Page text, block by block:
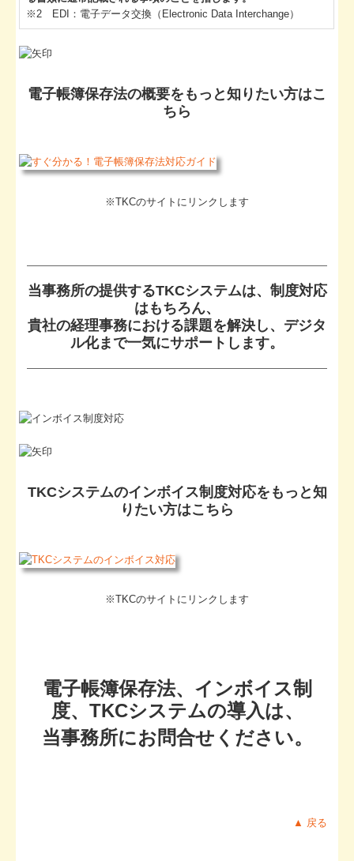
※2 EDI：電子データ交換（Electronic Data Interchange）
電子帳簿保存法の概要をもっと知りたい方はこ
ちら
※TKCのサイトにリンクします
当事務所の提供するTKCシステムは、制度対応
はもちろん、
貴社の経理事務における課題を解決し、デジタ
ル化まで一気にサポートします。
TKCシステムのインボイス制度対応をもっと知
りたい方はこちら
※TKCのサイトにリンクします
電子帳簿保存法、インボイス制
度、TKCシステムの導入は、
当事務所にお問合せください。
▲ 戻る